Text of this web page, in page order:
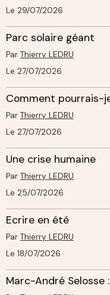
Le 29/07/2026
Parc solaire géant
Par Thierry LEDRU
Le 27/07/2026
Comment pourrais-
Par Thierry LEDRU
Le 27/07/2026
Une crise humaine
Par Thierry LEDRU
Le 25/07/2026
Ecrire en été
Par Thierry LEDRU
Le 18/07/2026
Marc-André Selosse